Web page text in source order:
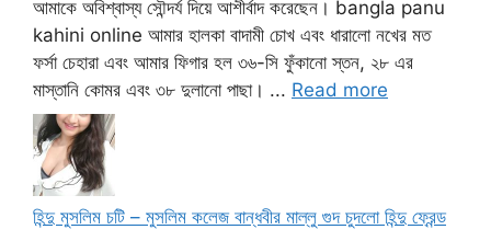
আমাকে অবিশ্বাস্য সৌন্দর্য দিয়ে আশীর্বাদ করেছেন। bangla panu
kahini online আমার হালকা বাদামী চোখ এবং ধারালো নখের মত
ফর্সা চেহারা এবং আমার ফিগার হল ৩৬-সি ফুঁকানো স্তন, ২৮ এর
মাস্তানি কোমর এবং ৩৮ দুলানো পাছা। ... Read more
হিন্দু মুসলিম চটি – মুসলিম কলেজ বান্ধবীর মাল্লু গুদ চুদলো হিন্দু ফ্রেন্ড